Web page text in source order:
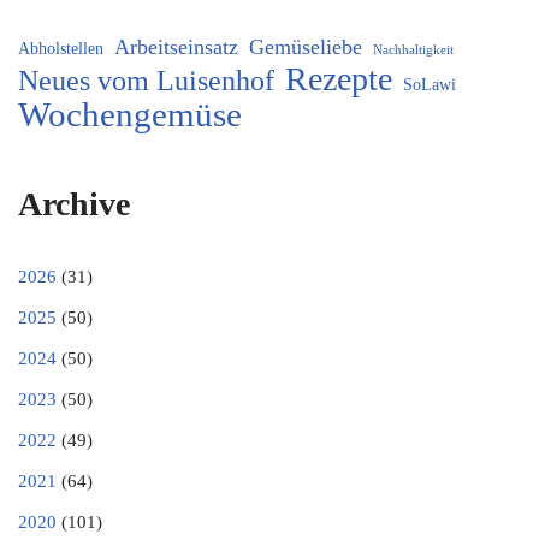
Abholstellen Arbeitseinsatz Gemüseliebe Nachhaltigkeit
Neues vom Luisenhof Rezepte SoLawi
Wochengemüse
Archive
2026 (31)
2025 (50)
2024 (50)
2023 (50)
2022 (49)
2021 (64)
2020 (101)